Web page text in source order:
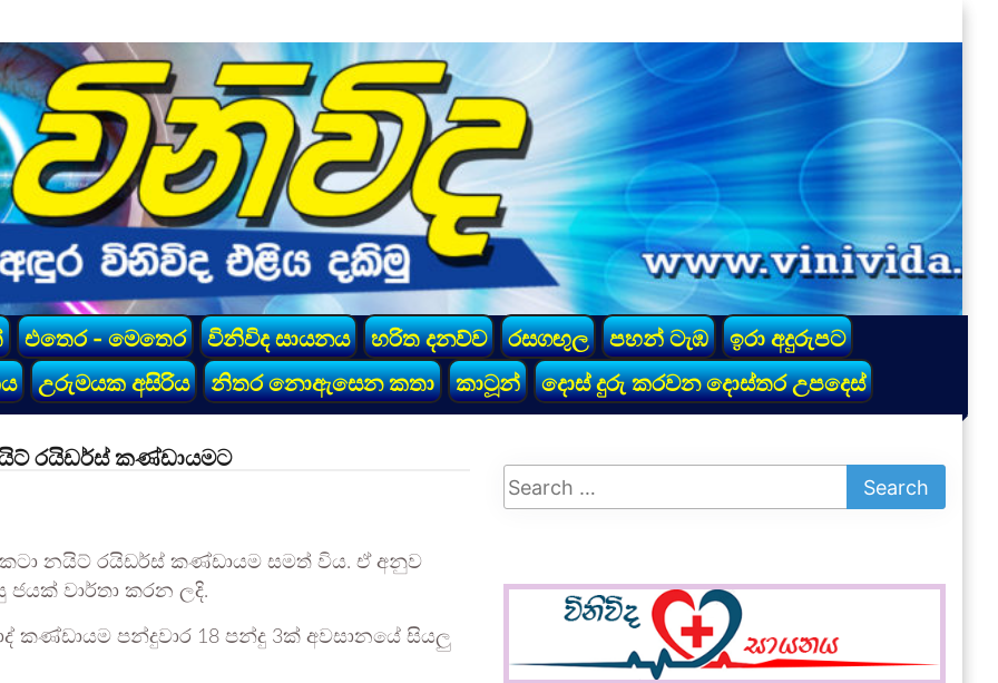
එතෙර - මෙතෙර විනිවිද සායනය හරිත දනව්ව රසගඟුල පහන් ටැඹ
ඉරා අදුරුපට
උරුමයක අසිරිය නිතර නොඇසෙන කතා කාටූන් දොස් දුරු කරවන දොස්තර උපදෙස්
රයිඩර්ස් කණ්ඩායමට
නයිට් රයිඩර්ස් කණ්ඩායම සමත් විය. ඒ අනුව
වාර්තා කරන ලදි.
කණ්ඩායම පන්දුවාර 18 පන්දු 3ක් අවසානයේ සියලු